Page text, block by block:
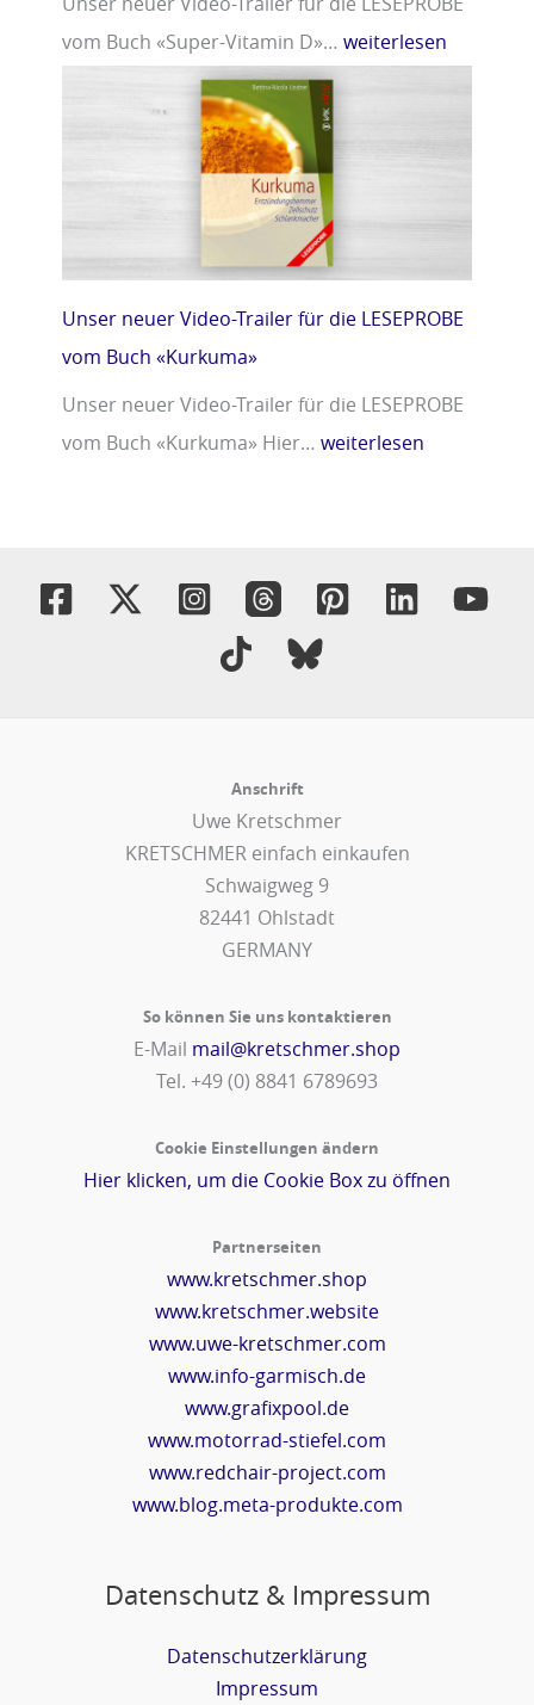
vom Buch «Super-Vitamin D»… weiterlesen
Unser neuer Video-Trailer für die LESEPROBE
vom Buch «Kurkuma»
Unser neuer Video-Trailer für die LESEPROBE
vom Buch «Kurkuma» Hier… weiterlesen
Anschrift
Uwe Kretschmer
KRETSCHMER einfach einkaufen
Schwaigweg 9
82441 Ohlstadt
GERMANY
So können Sie uns kontaktieren
E-Mail mail@kretschmer.shop
Tel. +49 (0) 8841 6789693‬
Cookie Einstellungen ändern
Hier klicken, um die Cookie Box zu öffnen
Partnerseiten
www.kretschmer.shop
www.kretschmer.website
www.uwe-kretschmer.com
www.info-garmisch.de
www.grafixpool.de
www.motorrad-stiefel.com
www.redchair-project.com
www.blog.meta-produkte.com
Datenschutz & Impressum
Datenschutzerklärung
Impressum